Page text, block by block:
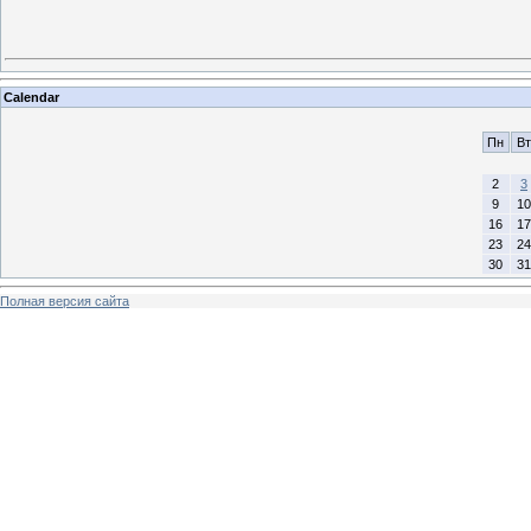
Calendar
Пн Вт
2
3
9
10
16
17
23
24
30
31
Полная версия сайта